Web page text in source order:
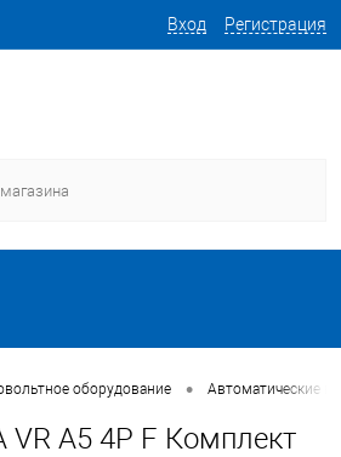
Вход Регистрация
оборудование • Автоматические
VR A5 4P F Комплект